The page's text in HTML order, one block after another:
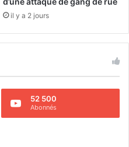
il y a 2 jours
52 500
Abonnés